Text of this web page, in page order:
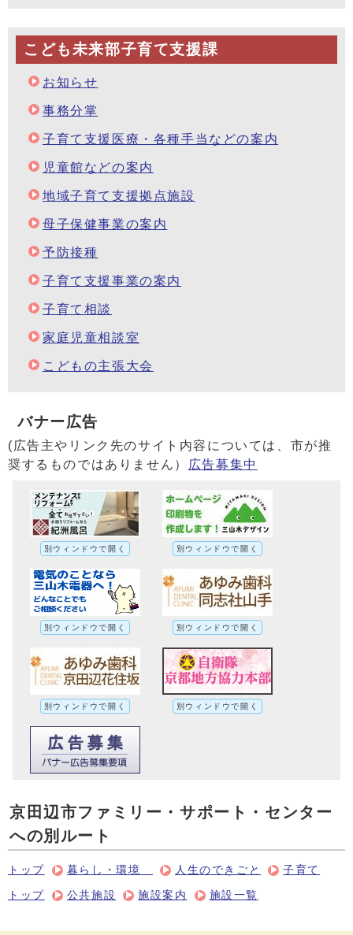
こども未来部子育て支援課
お知らせ
事務分掌
子育て支援医療・各種手当などの案内
児童館などの案内
地域子育て支援拠点施設
母子保健事業の案内
予防接種
子育て支援事業の案内
子育て相談
家庭児童相談室
こどもの主張大会
バナー広告
(広告主やリンク先のサイト内容については、市が推
奨するものではありません）
広告募集中
別ウィンドウで開く 別ウィンドウで開く
別ウィンドウで開く 別ウィンドウで開く
別ウィンドウで開く 別ウィンドウで開く
京田辺市ファミリー・サポート・センター
への別ルート
トップ 暮らし・環境 人生のできごと 子育て
トップ 公共施設 施設案内 施設一覧